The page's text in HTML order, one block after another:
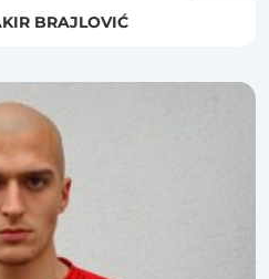
BRAJLOVIĆ